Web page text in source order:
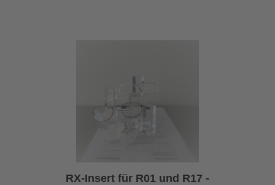
RX-Insert für R01 und R17 -